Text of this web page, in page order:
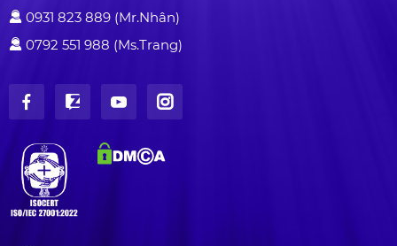
0931 823 889 (Mr.Nhân)
0792 551 988 (Ms.Trang)